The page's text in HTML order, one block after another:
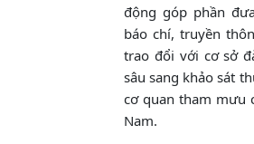
động góp phần
báo chí, truyền
trao đổi với cơ sở
sâu sang khảo sát
cơ quan tham mưu
Nam.